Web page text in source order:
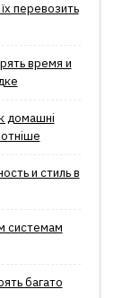
перевозить
время и
домашні
и стиль в
системам
багато